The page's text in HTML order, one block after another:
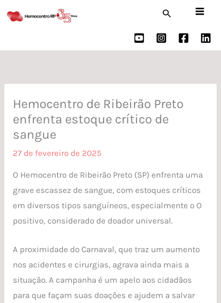
para
conteúdo
Pesquisar
Hemocentro de Ribeirão Preto
enfrenta estoque crítico de
sangue
27 de fevereiro de 2025
O Hemocentro de Ribeirão Preto (SP) enfrenta uma
grave escassez de sangue, com estoques críticos
em diversos tipos sanguíneos, especialmente o O
positivo, considerado de doador universal.
A proximidade do Carnaval, que traz um aumento
nos acidentes e cirurgias, agrava ainda mais a
situação. A campanha é um apelo aos cidadãos
para que façam suas doações e ajudem a salvar